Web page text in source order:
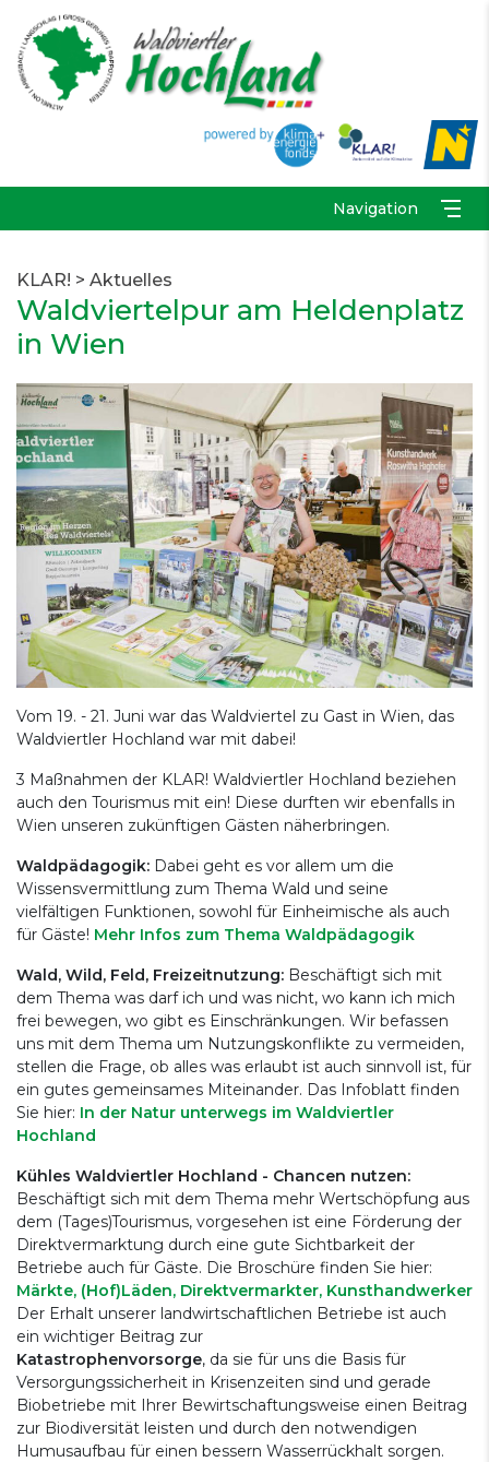
Navigation
KLAR! > Aktuelles
Waldviertelpur am Heldenplatz
in Wien
Vom 19. - 21. Juni war das Waldviertel zu Gast in Wien, das
Waldviertler Hochland war mit dabei!
3 Maßnahmen der KLAR! Waldviertler Hochland beziehen
auch den Tourismus mit ein! Diese durften wir ebenfalls in
Wien unseren zukünftigen Gästen näherbringen.
Waldpädagogik: Dabei geht es vor allem um die
Wissensvermittlung zum Thema Wald und seine
vielfältigen Funktionen, sowohl für Einheimische als auch
für Gäste! Mehr Infos zum Thema Waldpädagogik
Wald, Wild, Feld, Freizeitnutzung: Beschäftigt sich mit
dem Thema was darf ich und was nicht, wo kann ich mich
frei bewegen, wo gibt es Einschränkungen. Wir befassen
uns mit dem Thema um Nutzungskonflikte zu vermeiden,
stellen die Frage, ob alles was erlaubt ist auch sinnvoll ist, für
ein gutes gemeinsames Miteinander. Das Infoblatt finden
Sie hier: In der Natur unterwegs im Waldviertler
Hochland
Kühles Waldviertler Hochland - Chancen nutzen:
Beschäftigt sich mit dem Thema mehr Wertschöpfung aus
dem (Tages)Tourismus, vorgesehen ist eine Förderung der
Direktvermarktung durch eine gute Sichtbarkeit der
Betriebe auch für Gäste. Die Broschüre finden Sie hier:
Märkte, (Hof)Läden, Direktvermarkter, Kunsthandwerker
Der Erhalt unserer landwirtschaftlichen Betriebe ist auch
ein wichtiger Beitrag zur
Katastrophenvorsorge, da sie für uns die Basis für
Versorgungssicherheit in Krisenzeiten sind und gerade
Biobetriebe mit Ihrer Bewirtschaftungsweise einen Beitrag
zur Biodiversität leisten und durch den notwendigen
Humusaufbau für einen bessern Wasserrückhalt sorgen.